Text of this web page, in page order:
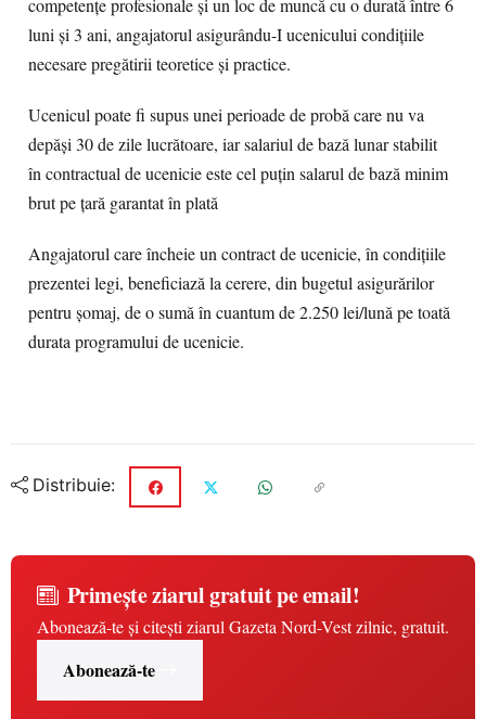
competențe profesionale și un loc de muncă cu o durată între 6
luni și 3 ani, angajatorul asigurându-I ucenicului condițiile
necesare pregătirii teoretice și practice.
Ucenicul poate fi supus unei perioade de probă care nu va
depăși 30 de zile lucrătoare, iar salariul de bază lunar stabilit
în contractual de ucenicie este cel puțin salarul de bază minim
brut pe țară garantat în plată
Angajatorul care încheie un contract de ucenicie, în condițiile
prezentei legi, beneficiază la cerere, din bugetul asigurărilor
pentru șomaj, de o sumă în cuantum de 2.250 lei/lună pe toată
durata programului de ucenicie.
Distribuie:
Primește ziarul gratuit pe email!
Abonează-te și citești ziarul Gazeta Nord-Vest zilnic, gratuit.
Abonează-te